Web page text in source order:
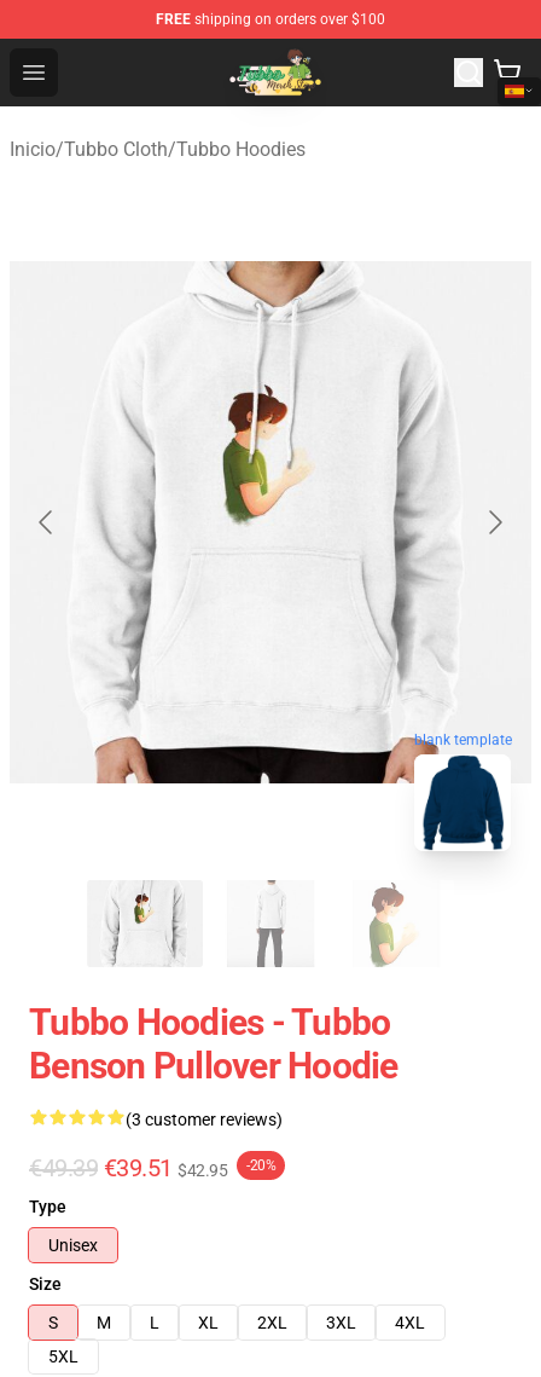
FREE shipping on orders over $100
Open menu
Tubbo Store - Official Tubbo Merchandise Shop
Inicio/Tubbo Cloth/Tubbo Hoodies
blank template
Tubbo Hoodies - Tubbo
Benson Pullover Hoodie
(3 customer reviews)
€49.39 €39.51 $42.95 -20%
Type
Unisex
Size
S
M L XL 2XL 3XL
4XL
5XL